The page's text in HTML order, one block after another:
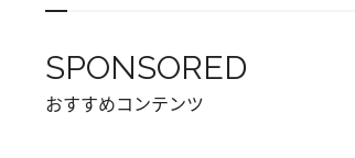
SPONSORED
おすすめコンテンツ